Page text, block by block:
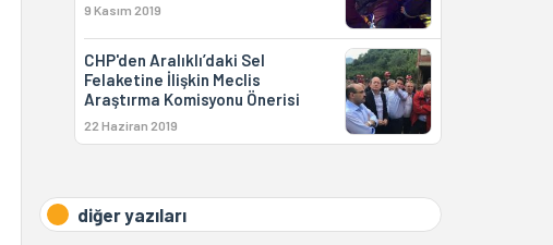
9 Kasım 2019
CHP'den Aralıklı’daki Sel
Felaketine İlişkin Meclis
Araştırma Komisyonu Önerisi
22 Haziran 2019
diğer yazıları